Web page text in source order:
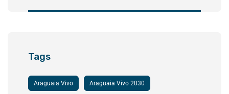
Tags
Araguaia Vivo Araguaia Vivo 2030